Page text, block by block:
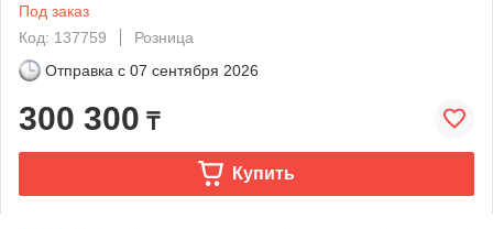
Под заказ
Код: 137759
Розница
Отправка с 07 сентября 2026
300 300 ₸
Купить